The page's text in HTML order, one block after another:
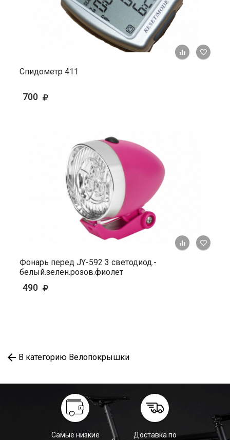
+ К
Спидометр 411
700
+ К
Фонарь перед JY-592 3 светодиод.-
белый.зелен.розов.фиолет
490
В категорию Велопокрышки
Самые низкие
Доставка по